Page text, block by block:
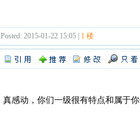
Posted: 2015-01-22 15:05 | 1 楼
真感动，你们一级很有特点和属于